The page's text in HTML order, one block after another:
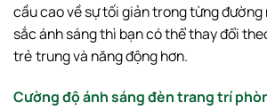
cầu cao về sự tối giản trong từng
sắc ánh sáng thì bạn có thể thay đổi
trẻ trung và năng động hơn.
Cường độ ánh sáng đèn trang trí